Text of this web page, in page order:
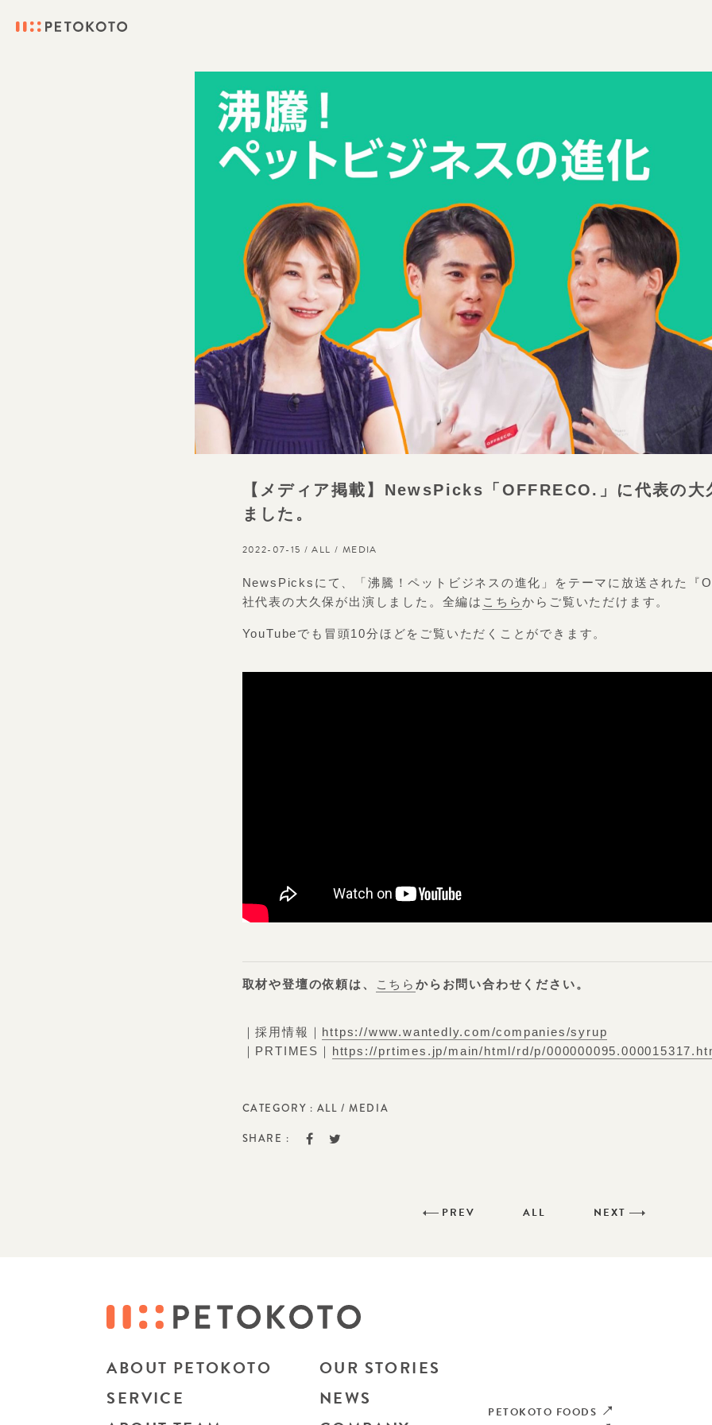
【メディア掲載】NewsPicks「OFFRECO.」に代表の大
ました。
2022-07-15 / ALL / MEDIA
NewsPicksにて、「沸騰！ペットビジネスの進化」をテーマに放送された『
社代表の大久保が出演しました。全編は こちらからご覧いただけます。
YouTubeでも冒頭10分ほどをご覧いただくことができます。
取材や登壇の依頼は、 こちら からお問い合わせください。
｜採用情報｜ https://www.wantedly.com/companies/syrup
｜PRTIMES｜ https://prtimes.jp/main/html/rd/p/
CATEGORY : ALL /MEDIA
SHARE :
PREV ALL NEXT
ABOUT PETOKOTO
SERVICE
OUR STORIES
NEWS
PETOKOTO FOODS